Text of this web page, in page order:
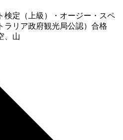
検定（上級）・オージー・スペ
ラリア政府観光局公認）合格
、山